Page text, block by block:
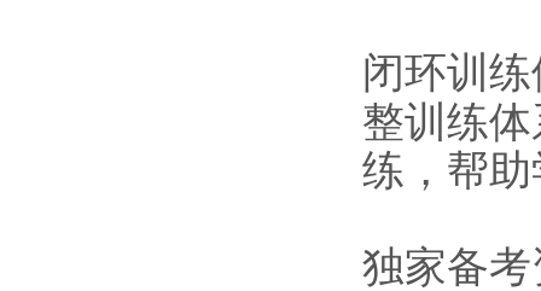
闭环训
整训练
练，帮
独家备